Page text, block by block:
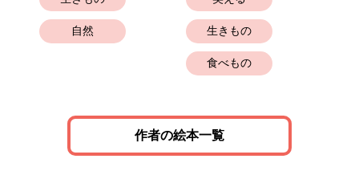
自然 生きもの
食べもの
作者の絵本一覧